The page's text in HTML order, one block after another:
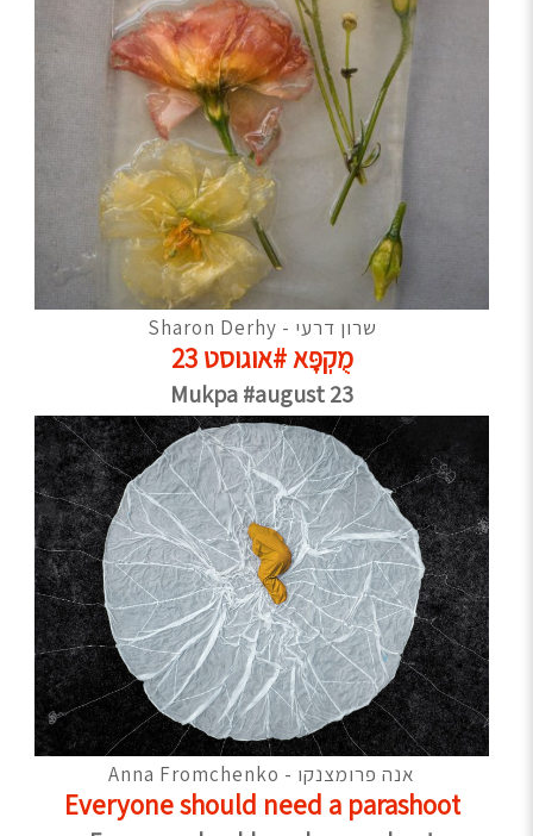
שרון דרעי - Sharon Derhy
מֻקְפָּא #אוגוסט 23
Mukpa #august 23
אנה פרומצנקו - Anna Fromchenko
Everyone should need a parashoot